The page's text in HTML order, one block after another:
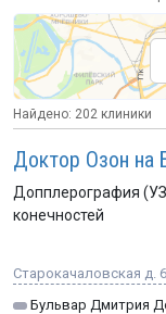
Найдено: 202 клиники
Доктор Озон на
Допплерография
конечностей
Старокачаловская д. 6
Бульвар Дмитрия